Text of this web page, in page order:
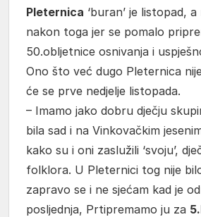
Pleternica ‘buran’ je listopad,
nakon toga jer se pomalo
50.obljetnice osnivanja i
Ono što već dugo Pleternica
će se prve nedjelje listopada.
– Imamo jako dobru dječju
bila sad i na Vinkovačkim
kako su i oni zaslužili ‘svoju’,
folklora. U Pleternici tog nije
zapravo se i ne sjećam kad je
posljednja, Prtipremamo ju za